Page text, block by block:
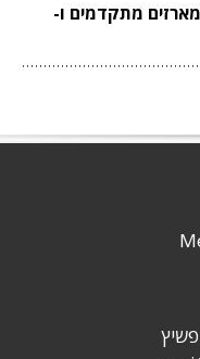
מתקדמים ו-